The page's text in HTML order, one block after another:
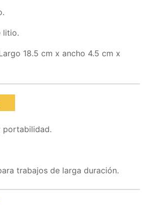
litio.
18.5 cm x ancho 4.5 cm x
portabilidad.
trabajos de larga duración.